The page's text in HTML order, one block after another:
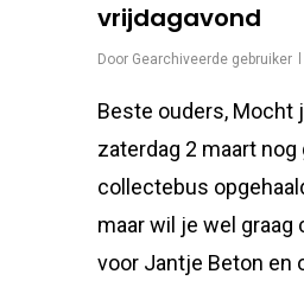
vrijdagavond
Door Gearchiveerde gebruiker
Beste ouders, Mocht
zaterdag 2 maart nog
collectebus
maar wil je wel graag
voor Jantje Beton en